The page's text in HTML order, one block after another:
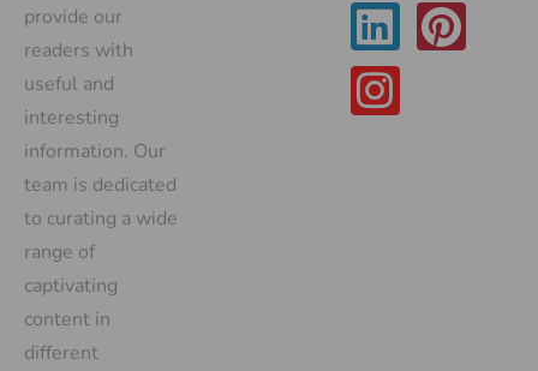
provide our
readers with
useful and
interesting
information. Our
team is dedicated
to curating a wide
range of
captivating
content in
different